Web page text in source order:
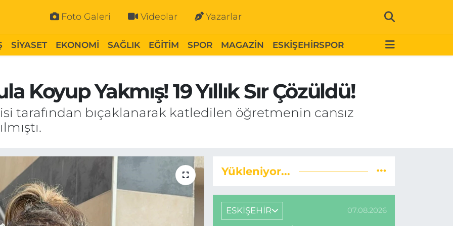
Foto Galeri Videolar Yazarlar
SİYASET EKONOMİ SAĞLIK EĞİTİM SPOR MAGAZİN ESKİŞEHİRSPOR
Koyup Yakmış! 19 Yıllık Sır Çözüldü!
tarafından bıçaklanarak katledilen öğretmenin cansız
Yükleniyor...
ESKİŞEHİR 07.08.2026